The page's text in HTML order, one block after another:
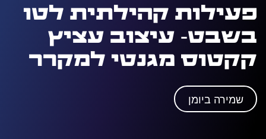
פעילות קהילתית לטו
בשבט- עיצוב עציץ
קקטוס מגנטי למקרר
שמירה ביומן